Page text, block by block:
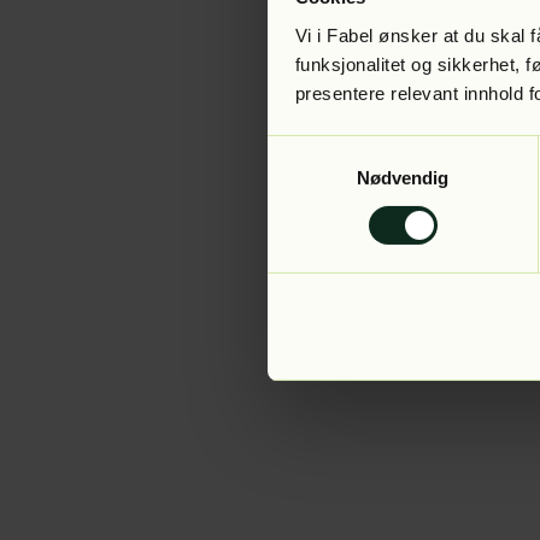
Vi i Fabel ønsker at du skal
funksjonalitet og sikkerhet,
presentere relevant innhold
Nødvendig
Application